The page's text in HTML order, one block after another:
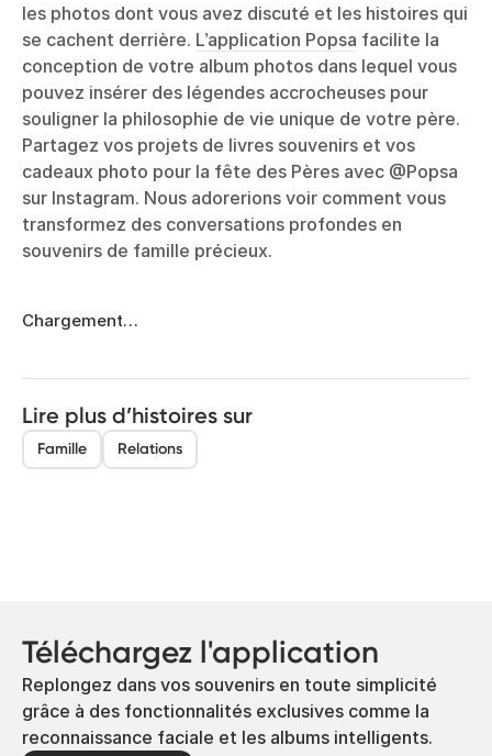
les photos dont vous avez discuté et les histoires qui
se cachent derrière. L’application Popsa facilite la
conception de votre album photos dans lequel vous
pouvez insérer des légendes accrocheuses pour
souligner la philosophie de vie unique de votre père.
Partagez vos projets de livres souvenirs et vos
cadeaux photo pour la fête des Pères avec @Popsa
sur Instagram. Nous adorerions voir comment vous
transformez des conversations profondes en
souvenirs de famille précieux.
Chargement…
Lire plus d’histoires sur
Famille Relations
Téléchargez l'application
Replongez dans vos souvenirs en toute simplicité
grâce à des fonctionnalités exclusives comme la
reconnaissance faciale et les albums intelligents.